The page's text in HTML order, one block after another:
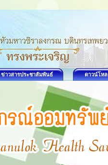
ข่าวสารประชาสัมพันธ์ ดาวน์โห